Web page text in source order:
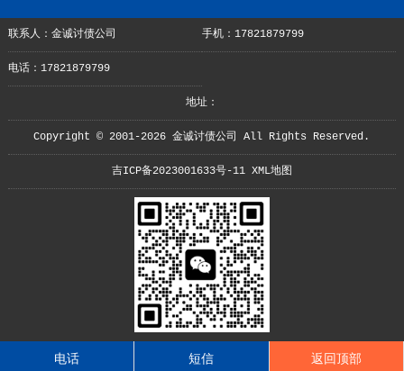
联系人：金诚讨债公司 手机：17821879799
电话：17821879799
地址：
Copyright © 2001-2026 金诚讨债公司 All Rights Reserved.
吉ICP备2023001633号-11 XML地图
电话 短信 返回顶部